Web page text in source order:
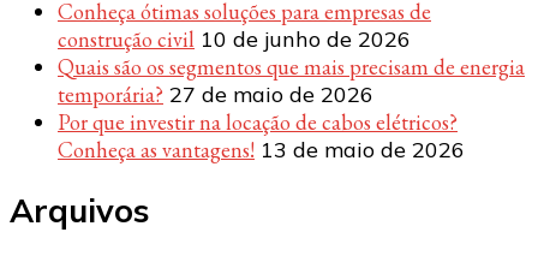
Conheça ótimas soluções para empresas de
construção civil 10 de junho de 2026
Quais são os segmentos que mais precisam de energia
temporária? 27 de maio de 2026
Por que investir na locação de cabos elétricos?
Conheça as vantagens! 13 de maio de 2026
Arquivos